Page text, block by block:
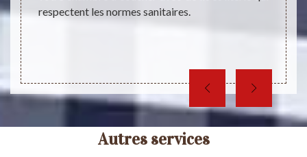
très
peut
se
respectent les normes sanitaires.
son
Autres services